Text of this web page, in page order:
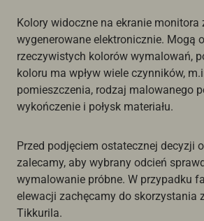
Kolory widoczne na ekranie monitora
wygenerowane elektronicznie. Mogą
rzeczywistych kolorów wymalowań,
koloru ma wpływ wiele czynników,
pomieszczenia, rodzaj malowanego
wykończenie i połysk materiału.
Przed podjęciem ostatecznej decyzji
zalecamy, aby wybrany odcień
wymalowanie próbne. W przypadku
elewacji zachęcamy do skorzystania
Tikkurila.